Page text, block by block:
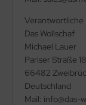
Verantwortliche
Das Wollschaf
Michael Lauer
Pariser Straße
66482
Deutschland
Mail: info@das-